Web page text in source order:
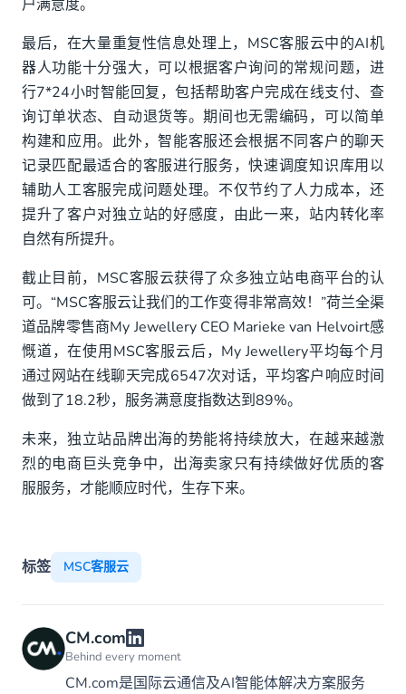
户满意度。
最后，在大量重复性信息处理上，MSC客服云中的AI机
器人功能十分强大，可以根据客户询问的常规问题，进
行7*24小时智能回复，包括帮助客户完成在线支付、查
询订单状态、自动退货等。期间也无需编码，可以简单
构建和应用。此外，智能客服还会根据不同客户的聊天
记录匹配最适合的客服进行服务，快速调度知识库用以
辅助人工客服完成问题处理。不仅节约了人力成本，还
提升了客户对独立站的好感度，由此一来，站内转化率
自然有所提升。
截止目前，MSC客服云获得了众多独立站电商平台的认
可。“MSC客服云让我们的工作变得非常高效！”荷兰全渠
道品牌零售商My Jewellery CEO Marieke van Helvoirt感
慨道，在使用MSC客服云后，My Jewellery平均每个月
通过网站在线聊天完成6547次对话，平均客户响应时间
做到了18.2秒，服务满意度指数达到89%。
未来，独立站品牌出海的势能将持续放大，在越来越激
烈的电商巨头竞争中，出海卖家只有持续做好优质的客
服服务，才能顺应时代，生存下来。
标签 MSC客服云
CM.com
Behind every moment
CM.com是国际云通信及AI智能体解决方案服务